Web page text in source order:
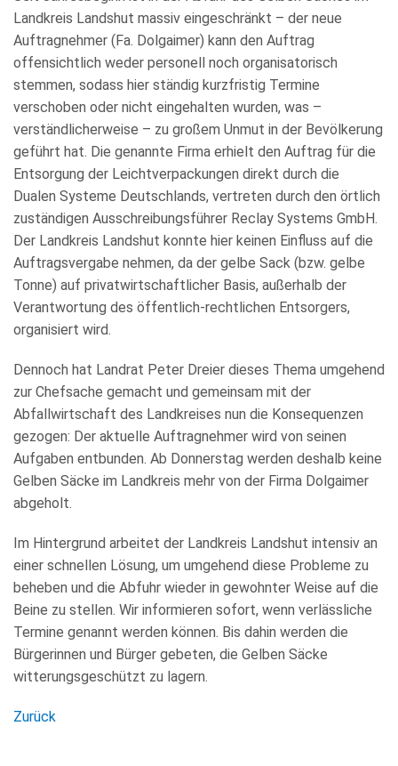
Landkreis Landshut massiv eingeschränkt – der neue
Auftragnehmer (Fa. Dolgaimer) kann den Auftrag
offensichtlich weder personell noch organisatorisch
stemmen, sodass hier ständig kurzfristig Termine
verschoben oder nicht eingehalten wurden, was –
verständlicherweise – zu großem Unmut in der Bevölkerung
geführt hat. Die genannte Firma erhielt den Auftrag für die
Entsorgung der Leichtverpackungen direkt durch die
Dualen Systeme Deutschlands, vertreten durch den örtlich
zuständigen Ausschreibungsführer Reclay Systems GmbH.
Der Landkreis Landshut konnte hier keinen Einfluss auf die
Auftragsvergabe nehmen, da der gelbe Sack (bzw. gelbe
Tonne) auf privatwirtschaftlicher Basis, außerhalb der
Verantwortung des öffentlich-rechtlichen Entsorgers,
organisiert wird.
Dennoch hat Landrat Peter Dreier dieses Thema umgehend
zur Chefsache gemacht und gemeinsam mit der
Abfallwirtschaft des Landkreises nun die Konsequenzen
gezogen: Der aktuelle Auftragnehmer wird von seinen
Aufgaben entbunden. Ab Donnerstag werden deshalb keine
Gelben Säcke im Landkreis mehr von der Firma Dolgaimer
abgeholt.
Im Hintergrund arbeitet der Landkreis Landshut intensiv an
einer schnellen Lösung, um umgehend diese Probleme zu
beheben und die Abfuhr wieder in gewohnter Weise auf die
Beine zu stellen. Wir informieren sofort, wenn verlässliche
Termine genannt werden können. Bis dahin werden die
Bürgerinnen und Bürger gebeten, die Gelben Säcke
witterungsgeschützt zu lagern.
Zurück